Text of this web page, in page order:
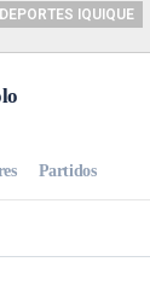
DEPORTES IQUIQUE